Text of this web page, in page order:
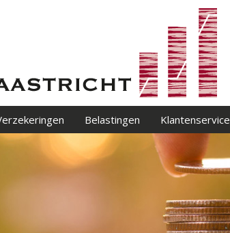
Belastingen Klantenservice